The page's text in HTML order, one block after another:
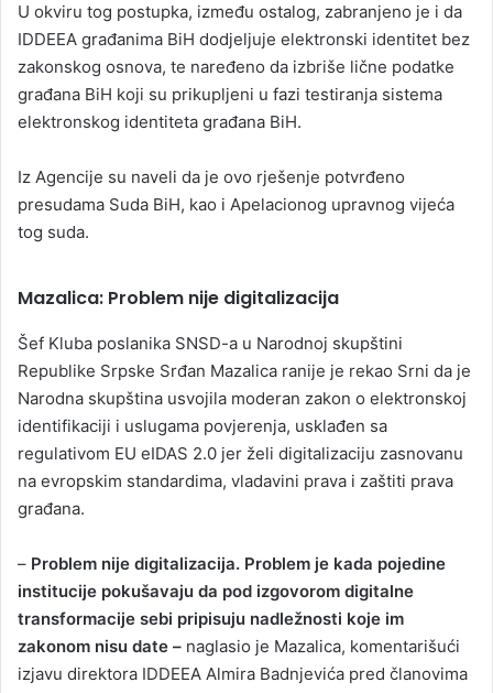
U okviru tog postupka, između ostalog, zabranjeno je i da
IDDEEA građanima BiH dodjeljuje elektronski identitet bez
zakonskog osnova, te naređeno da izbriše lične podatke
građana BiH koji su prikupljeni u fazi testiranja sistema
elektronskog identiteta građana BiH.
Iz Agencije su naveli da je ovo rješenje potvrđeno
presudama Suda BiH, kao i Apelacionog upravnog vijeća
tog suda.
Mazalica: Problem nije digitalizacija
Šef Kluba poslanika SNSD-a u Narodnoj skupštini
Republike Srpske Srđan Mazalica ranije je rekao Srni da je
Narodna skupština usvojila moderan zakon o elektronskoj
identifikaciji i uslugama povjerenja, usklađen sa
regulativom EU eIDAS 2.0 jer želi digitalizaciju zasnovanu
na evropskim standardima, vladavini prava i zaštiti prava
građana.
– Problem nije digitalizacija. Problem je kada pojedine
institucije pokušavaju da pod izgovorom digitalne
transformacije sebi pripisuju nadležnosti koje im
zakonom nisu date – naglasio je Mazalica, komentarišući
izjavu direktora IDDEEA Almira Badnjevića pred članovima